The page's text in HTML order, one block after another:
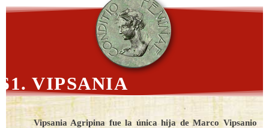
61. VIPSANIA
Vipsania Agripina fue la única hija de Marco Vipsanio